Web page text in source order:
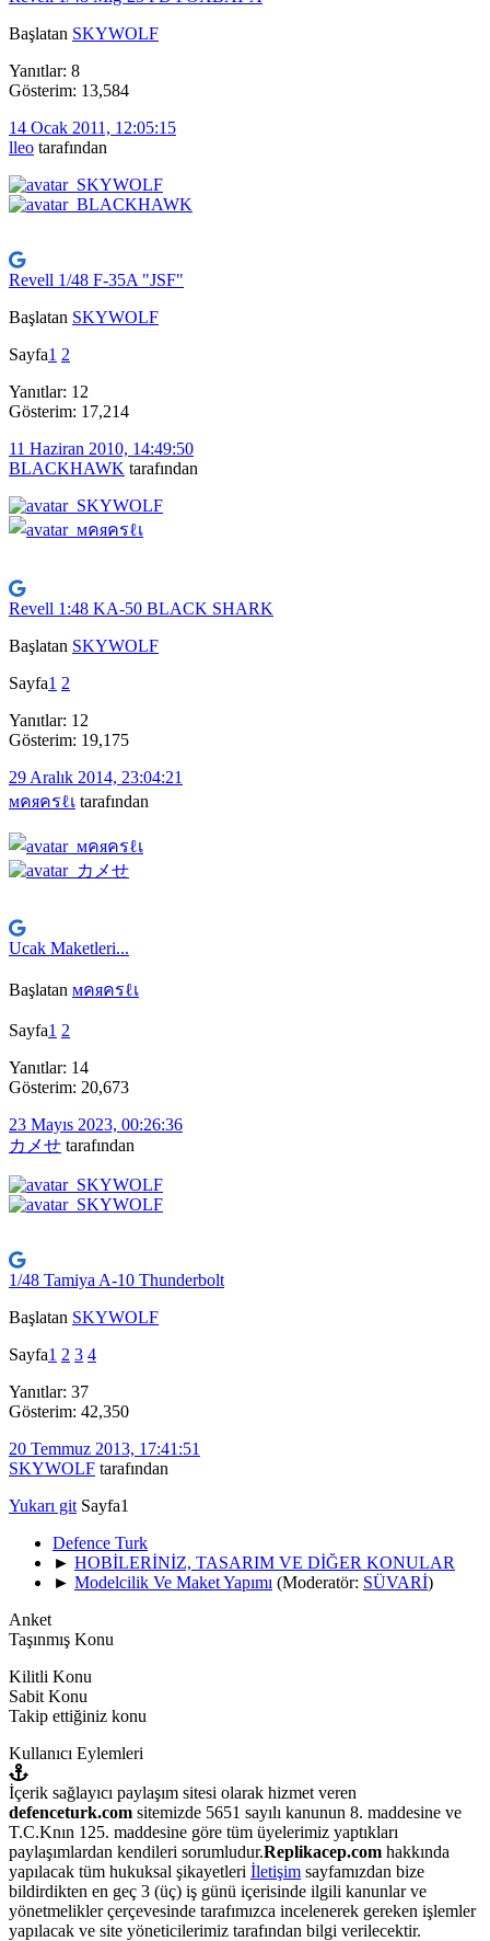
Başlatan SKYWOLF
Yanıtlar: 8
Gösterim: 13,584
14 Ocak 2011, 12:05:15
lleo tarafından
Revell 1/48 F-35A "JSF"
Başlatan SKYWOLF
Sayfa1 2
Yanıtlar: 12
Gösterim: 17,214
11 Haziran 2010, 14:49:50
BLACKHAWK tarafından
Revell 1:48 KA-50 BLACK SHARK
Başlatan SKYWOLF
Sayfa1 2
Yanıtlar: 12
Gösterim: 19,175
29 Aralık 2014, 23:04:21
мคяครℓเ tarafından
Ucak Maketleri...
Başlatan мคяครℓเ
Sayfa1 2
Yanıtlar: 14
Gösterim: 20,673
23 Mayıs 2023, 00:26:36
カメせ tarafından
1/48 Tamiya A-10 Thunderbolt
Başlatan SKYWOLF
Sayfa1 2 3 4
Yanıtlar: 37
Gösterim: 42,350
20 Temmuz 2013, 17:41:51
SKYWOLF tarafından
Yukarı git Sayfa1
Defence Turk
► HOBİLERİNİZ, TASARIM VE DİĞER KONULAR
► Modelcilik Ve Maket Yapımı (Moderatör: SÜVARİ)
Anket
Taşınmış Konu
Kilitli Konu
Sabit Konu
Takip ettiğiniz konu
Kullanıcı Eylemleri
İçerik sağlayıcı paylaşım sitesi olarak hizmet veren
defenceturk.com sitemizde 5651 sayılı kanunun 8. maddesine ve
T.C.Knın 125. maddesine göre tüm üyelerimiz yaptıkları
paylaşımlardan kendileri sorumludur.Replikacep.com hakkında
yapılacak tüm hukuksal şikayetleri İletişim sayfamızdan bize
bildirdikten en geç 3 (üç) iş günü içerisinde ilgili kanunlar ve
yönetmelikler çerçevesinde tarafımızca incelenerek gereken işlemler
yapılacak ve site yöneticilerimiz tarafından bilgi verilecektir.